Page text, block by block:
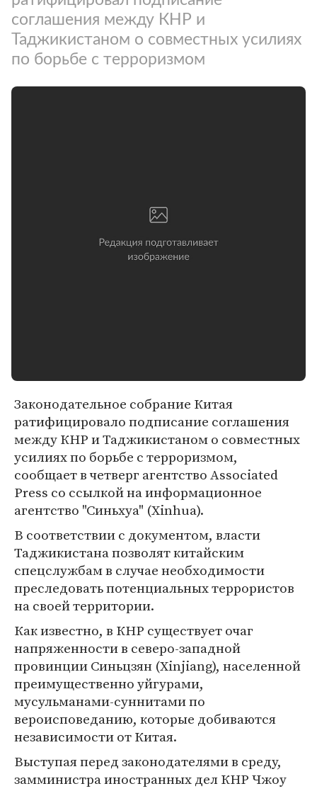
соглашения между КНР и
Таджикистаном о совместных усилиях
по борьбе с терроризмом
Законодательное собрание Китая
ратифицировало подписание соглашения
между КНР и Таджикистаном о совместных
усилиях по борьбе с терроризмом,
сообщает в четверг агентство Associated
Press со ссылкой на информационное
агентство "Синьхуа" (Xinhua).
В соответствии с документом, власти
Таджикистана позволят китайским
спецслужбам в случае необходимости
преследовать потенциальных террористов
на своей территории.
Как известно, в КНР существует очаг
напряженности в северо-западной
провинции Синьцзян (Xinjiang), населенной
преимущественно уйгурами,
мусульманами-суннитами по
вероисповеданию, которые добиваются
независимости от Китая.
Выступая перед законодателями в среду,
замминистра иностранных дел КНР Чжоу